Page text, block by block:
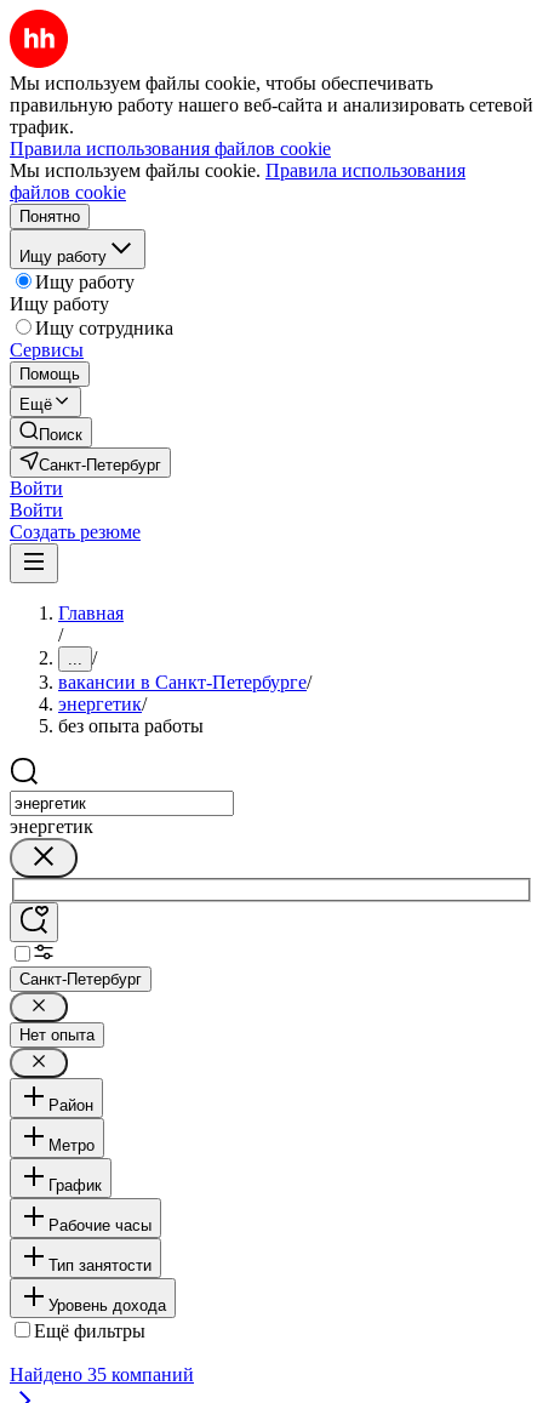
Мы используем файлы cookie, чтобы обеспечивать
правильную работу нашего веб-сайта и анализировать сетевой
трафик.
Правила использования файлов cookie
Мы используем файлы cookie. Правила использования
файлов cookie
Понятно
Ищу работу
Ищу работу
Ищу работу
Ищу сотрудника
Сервисы
Помощь
Ещё
Поиск
Санкт-Петербург
Войти
Войти
Создать резюме
Главная
/
... /
вакансии в Санкт-Петербурге/
энергетик/
без опыта работы
энергетик
Санкт-Петербург
Нет опыта
Район
Метро
График
Рабочие часы
Тип занятости
Уровень дохода
Ещё фильтры
Найдено 35 компаний